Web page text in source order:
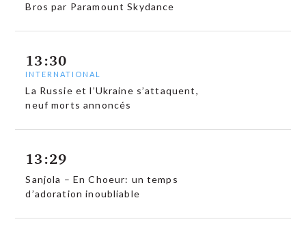
Bros par Paramount Skydance
13:30
INTERNATIONAL
La Russie et l’Ukraine s’attaquent,
neuf morts annoncés
13:29
Sanjola – En Choeur: un temps
d’adoration inoubliable